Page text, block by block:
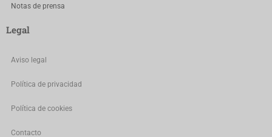
Notas de prensa
Legal
Aviso legal
Política de privacidad
Política de cookies
Contacto